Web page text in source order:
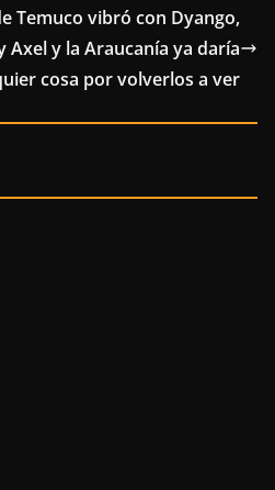
Temuco vibró con Dyango,
Axel y la Araucanía ya daría
cosa por volverlos a ver